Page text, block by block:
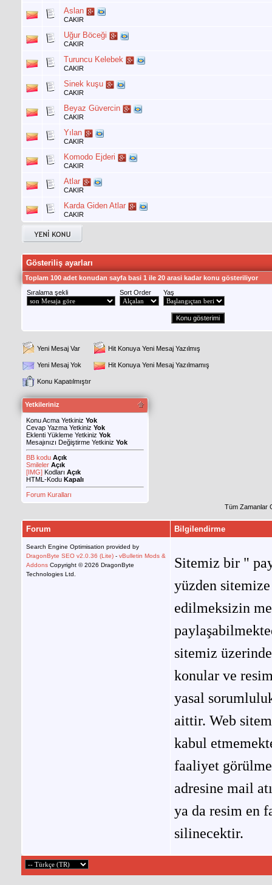
Aslan
CAKIR
Uğur Böceği
CAKIR
Turuncu Kelebek
CAKIR
Sinek kuşu
CAKIR
Beyaz Güvercin
CAKIR
Yılan
CAKIR
Komodo Ejderi
CAKIR
Atlar
CAKIR
Karda Giden Atlar
CAKIR
Gösteriliş ayarları
Toplam 100 adet konudan sayfa basi 1 ile 20 arasi kadar konu gösteriliyor
Sıralama şekli
Sort Order Yaş
Yeni Mesaj Var Hit Konuya Yeni Mesaj Yazılmış
Yeni Mesaj Yok Hit Konuya Yeni Mesaj Yazılmamış
Konu Kapatılmıştır
Yetkileriniz
Konu Acma Yetkiniz Yok
Cevap Yazma Yetkiniz Yok
Eklenti Yükleme Yetkiniz Yok
Mesajınızı Değiştirme Yetkiniz Yok
BB kodu Açık
Smileler Açık
[IMG] Kodları Açık
HTML-Kodu Kapalı
Forum Kuralları
Tüm Zamanlar
Forum Bilgilendirme
Search Engine Optimisation provided by
DragonByte SEO v2.0.36 (Lite) - vBulletin Mods &
Addons Copyright © 2026 DragonByte
Technologies Ltd.
Sitemiz bir "
yüzden
edilmeksizin
sitemiz
konular ve
yasal
aittir. Web
kabul
faaliyet
adresine mail
ya da resim en
silinecektir.